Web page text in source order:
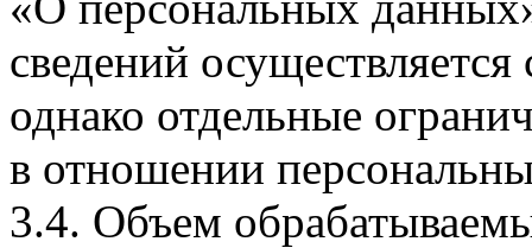
сведений
однако отдельные
в отношении
3.4. Объем